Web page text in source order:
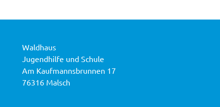
Waldhaus
Jugendhilfe und Schule
Am Kaufmannsbrunnen 17
76316 Malsch